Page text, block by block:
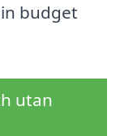
budget
utan